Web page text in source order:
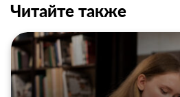
Читайте также